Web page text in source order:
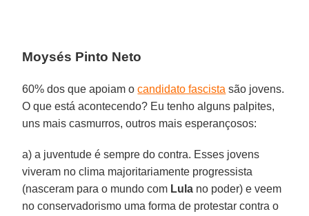
Moysés Pinto Neto
60% dos que apoiam ocandidato fascista são jovens.
O que está acontecendo? Eu tenho alguns palpites,
uns mais casmurros, outros mais esperançosos:
a) a juventude é sempre do contra. Esses jovens
viveram no clima majoritariamente progressista
(nasceram para o mundo com Lula no poder) e veem
no conservadorismo uma forma de protestar contra o